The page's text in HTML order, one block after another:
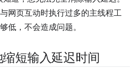
网页互动时执行过多的主线程工
低，不会造成问题。
短输入延迟时间